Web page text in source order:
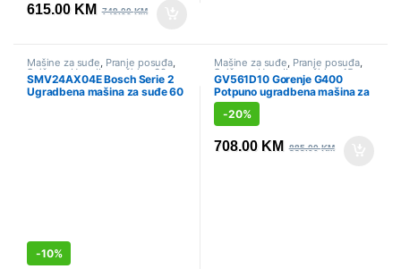
615.00 KM 749.00KM
Mašine za suđe, Pranje posuđa,
Sniženo ,Ugradbene širine 60cm
SMV24AX04E Bosch Serie 2
Ugradbena mašina za suđe 60
-10%
Mašine za suđe, Pranje posuđa,
Sniženo, Ugradbene širine 45cm
GV561D10 Gorenje G400
Potpuno ugradbena mašina za
suđe, 45 cm
-20%
708.00 KM 885.00KM